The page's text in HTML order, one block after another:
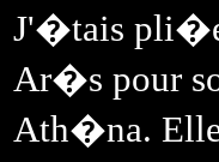
J'�tais
Ar�s pour
Ath�na. Elle